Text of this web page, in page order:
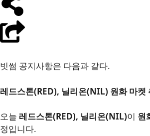
빗썸 공지사항은 다음과 같다.
레드스톤(RED), 닐리온(NIL) 원화 마켓
오늘 레드스톤(RED), 닐리온(NIL)이 원
정입니다.